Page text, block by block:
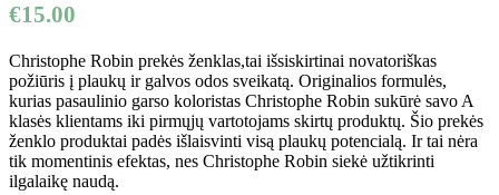
€15.00
Christophe Robin prekės ženklas,tai išsiskirtinai novatoriškas
požiūris į plaukų ir galvos odos sveikatą. Originalios formulės,
kurias pasaulinio garso koloristas Christophe Robin sukūrė savo A
klasės klientams iki pirmųjų vartotojams skirtų produktų. Šio prekės
ženklo produktai padės išlaisvinti visą plaukų potencialą. Ir tai nėra
tik momentinis efektas, nes Christophe Robin siekė užtikrinti
ilgalaikę naudą.